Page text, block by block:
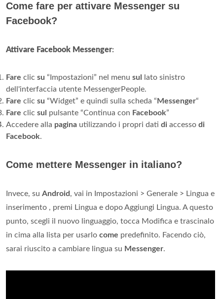
Come fare per attivare Messenger su
Facebook?
Attivare Facebook Messenger:
Fare clic su “Impostazioni” nel menu sul
lato sinistro
dell'interfaccia utente MessengerPeople.
Fare clic su “Widget” e quindi sulla scheda “ Messenger“
Fare clic sul pulsante “Continua con Facebook”
Accedere alla pagina utilizzando i propri dati di accesso di
Facebook.
Come mettere Messenger in italiano?
Invece, su Android, vai in Impostazioni > Generale > Lingua e
inserimento , premi Lingua e dopo Aggiungi Lingua. A questo
punto, scegli il nuovo linguaggio, tocca Modifica e trascinalo
in cima alla lista per usarlo come predefinito. Facendo ciò,
sarai riuscito a cambiare lingua su Messenger.